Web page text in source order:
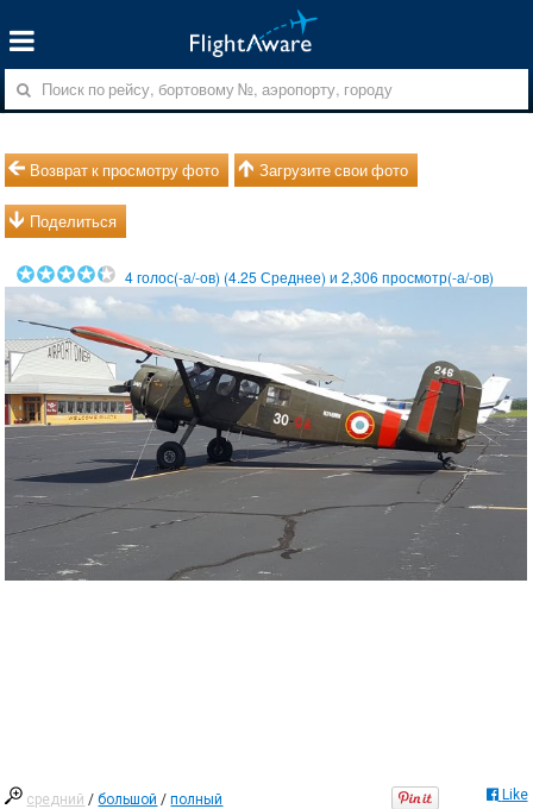
Возврат к просмотру фото Загрузите свои фото
Поделиться
4голос(-а/-ов) (4.25 Среднее) и2,306 просмотр(-а/-ов)
средний /большой /полный Like